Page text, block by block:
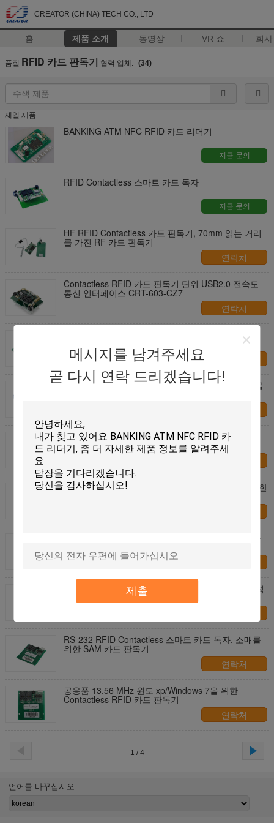
CREATOR (CHINA) TECH CO., LTD
홈 제품 소개 동영상 VR 쇼 회
메시지를 남겨주세요
곧 다시 연락 드리겠습니다!
제출
품질 RFID 카드 판독기 협력 업체. (34)
제일 제품
BANKING ATM NFC RFID 카드 리더기
지금 문의
RFID Contactless 스마트 카드 독자
지금 문의
HF RFID Contactless 카드 판독기, 70mm 읽는 거리
를 가진 RF 카드 판독기
연락처
Contactless RFID 카드 판독기 단위 USB2.0 전속도
통신 인터페이스 CRT-603-CZ7
연락처
상한 Contactless 카드 판독기, Rfid ID 카드 판독기
높은 신뢰성 RFID 카드 판독기 안테나는 간이 건축물
접근 제한을 위한 RS 232 스마트 카드 독자, 13.56
MHz ID 카드 판독기
공용품을 위한 직업적인 13.56MHz PCSC 고분고분한
RFID USB 스마트 카드 리더 작사자 두 개의 SAM 카
RS-232 공용영역을 가진 HF RFID 카드 판독기, 자석
줄무늬 카드 판독기 작가
RS-232 RFID Contactless 스마트 카드 독자, 소매를
위한 SAM 카드 판독기
연락처
공용품 13.56 MHz 윈도 xp/Windows 7을 위한
Contactless RFID 카드 판독기
연락처
1 / 4
언어를 바꾸십시오